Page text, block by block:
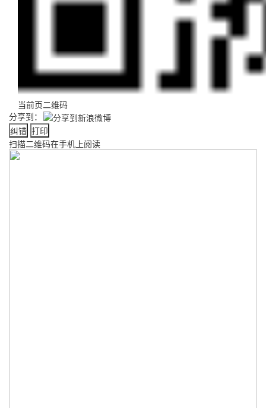
当前页二维码
分享到：
纠错 打印
扫描二维码在手机上阅读